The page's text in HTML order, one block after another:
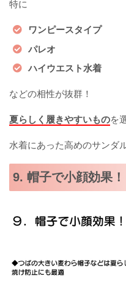
特に
ワンピースタイプ
パレオ
ハイウエスト水着
などの相性が抜群！
夏らしく履きやすいものを
水着にあった高めのサンダ
9. 帽子で小顔効果！